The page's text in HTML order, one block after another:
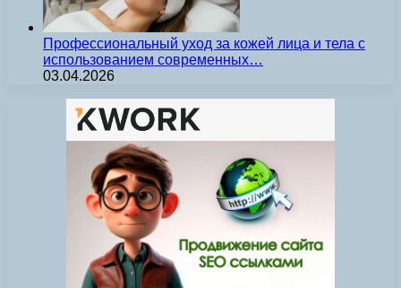
Профессиональный уход за кожей лица и тела с
использованием современных…
03.04.2026